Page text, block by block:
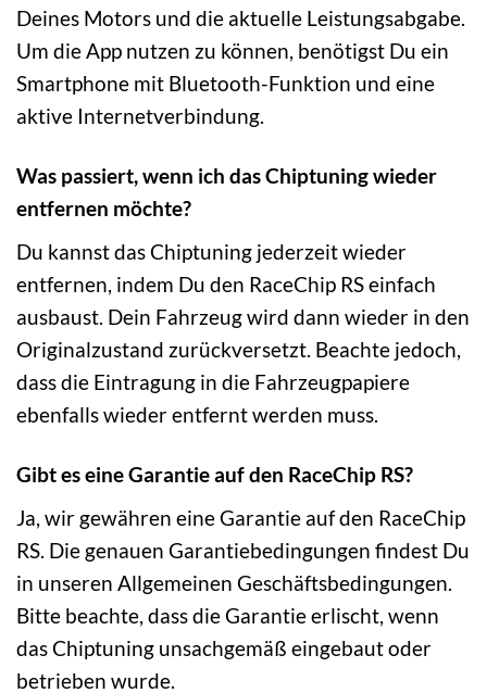
Deines Motors und die aktuelle Leistungsabgabe.
Um die App nutzen zu können, benötigst Du ein
Smartphone mit Bluetooth-Funktion und eine
aktive Internetverbindung.
Was passiert, wenn ich das Chiptuning wieder
entfernen möchte?
Du kannst das Chiptuning jederzeit wieder
entfernen, indem Du den RaceChip RS einfach
ausbaust. Dein Fahrzeug wird dann wieder in den
Originalzustand zurückversetzt. Beachte jedoch,
dass die Eintragung in die Fahrzeugpapiere
ebenfalls wieder entfernt werden muss.
Gibt es eine Garantie auf den RaceChip RS?
Ja, wir gewähren eine Garantie auf den RaceChip
RS. Die genauen Garantiebedingungen findest Du
in unseren Allgemeinen Geschäftsbedingungen.
Bitte beachte, dass die Garantie erlischt, wenn
das Chiptuning unsachgemäß eingebaut oder
betrieben wurde.